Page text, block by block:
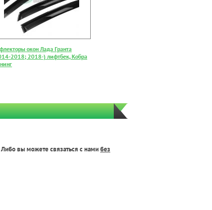
окон Лада Гранта
2018; 2018-) лифтбек, Кобра
Либо вы можете связаться с намибез